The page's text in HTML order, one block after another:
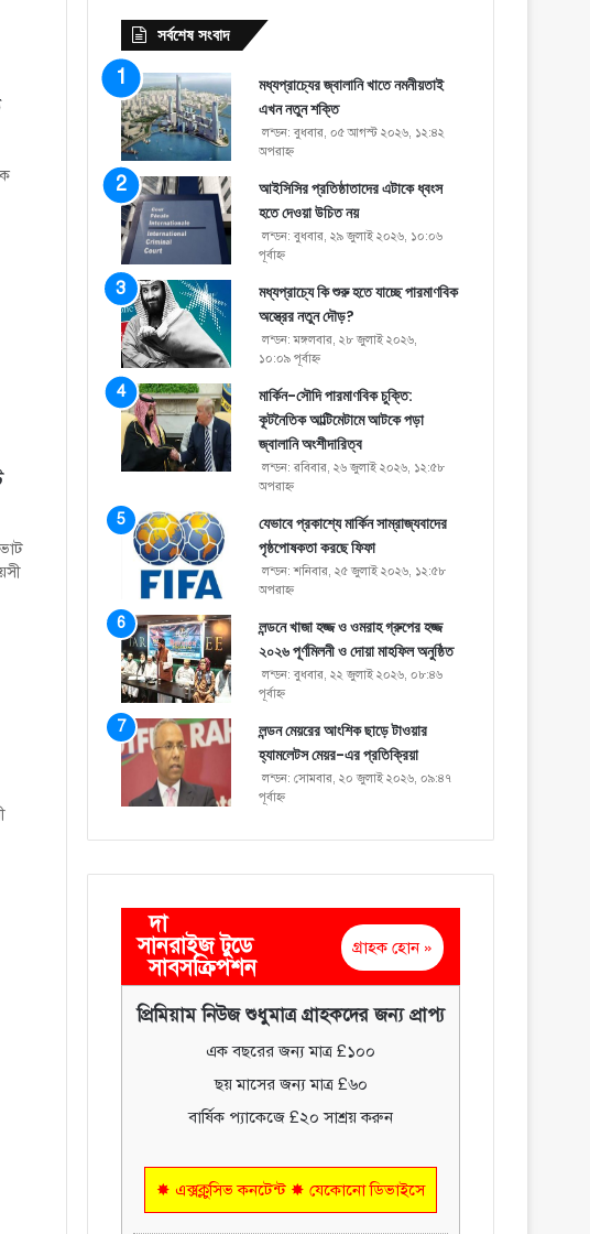
সর্বশেষ সংবাদ
মধ্যপ্রাচ্যের জ্বালানি খাতে নমনীয়তাই
এখন নতুন শক্তি
লন্ডন: বুধবার, ০৫ আগস্ট ২০২৬, ১২:৪২
অপরাহ্ণ
আইসিসির প্রতিষ্ঠাতাদের এটাকে ধ্বংস
হতে দেওয়া উচিত নয়
লন্ডন: বুধবার, ২৯ জুলাই ২০২৬, ১০:০৬
পূর্বাহ্ণ
মধ্যপ্রাচ্যে কি শুরু হতে যাচ্ছে পারমাণবিক
অস্ত্রের নতুন দৌড়?
লন্ডন: মঙ্গলবার, ২৮ জুলাই ২০২৬,
১০:০৯ পূর্বাহ্ণ
মার্কিন-সৌদি পারমাণবিক চুক্তি:
কূটনৈতিক আল্টিমেটামে আটকে পড়া
জ্বালানি অংশীদারিত্ব
লন্ডন: রবিবার, ২৬ জুলাই ২০২৬, ১২:৫৮
অপরাহ্ণ
যেভাবে প্রকাশ্যে মার্কিন সাম্রাজ্যবাদের
পৃষ্ঠপোষকতা করছে ফিফা
লন্ডন: শনিবার, ২৫ জুলাই ২০২৬, ১২:৫৮
অপরাহ্ণ
লন্ডনে খাজা হজ্জ ও ওমরাহ গ্রুপের হজ্জ
২০২৬ পূর্ণমিলনী ও দোয়া মাহফিল অনুষ্ঠিত
লন্ডন: বুধবার, ২২ জুলাই ২০২৬, ০৮:৪৬
পূর্বাহ্ণ
লন্ডন মেয়রের আংশিক ছাড়ে টাওয়ার
হ্যামলেটস মেয়র-এর প্রতিক্রিয়া
লন্ডন: সোমবার, ২০ জুলাই ২০২৬, ০৯:৪৭
পূর্বাহ্ণ
দা
সানরাইজ টুডে
সাবসক্রিপশন
গ্রাহক হোন »
প্রিমিয়াম নিউজ শুধুমাত্র গ্রাহকদের জন্য প্রাপ্য
এক বছরের জন্য মাত্র £১০০
ছয় মাসের জন্য মাত্র £৬০
বার্ষিক প্যাকেজে £২০ সাশ্রয় করুন
✸ এক্সক্লুসিভ কনটেন্ট ✸ যেকোনো ডিভাইসে